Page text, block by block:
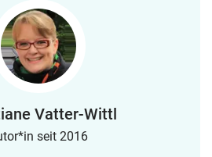
Vatter-Wittl
seit 2016